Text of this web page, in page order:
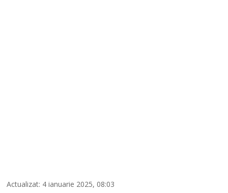
Actualizat: 4 ianuarie 2025, 08:03